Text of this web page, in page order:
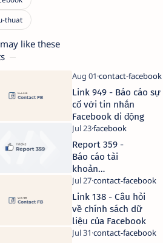
like these
Link 949 - Báo cáo sự
cố với tin nhắn
Facebook di động
Report 359 -
Báo cáo tài
khoản
Facebook vi
phạm bản
quyền (TUT
dame 359)
Link 138 - Câu hỏi
về chính sách dữ
liệu của Facebook